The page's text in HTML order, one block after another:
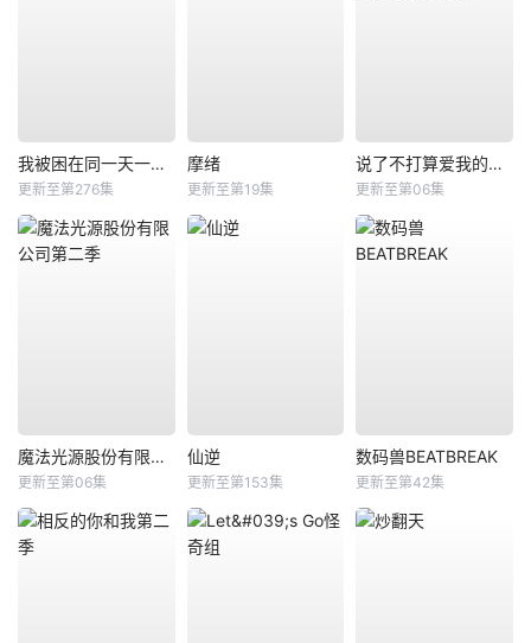
我被困在同一天一千年动态漫
更新至第276集
摩绪
更新至第19集
说了不打算爱我的公爵继承人，不知为何对我宠爱有加
更新至第06集
魔法光源股份有限公司第二季
更新至第06集
仙逆
更新至第153集
数码兽BEATBREAK
更新至第42集